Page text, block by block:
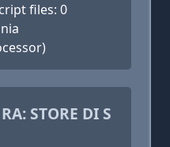
files: 0
STORE DI S